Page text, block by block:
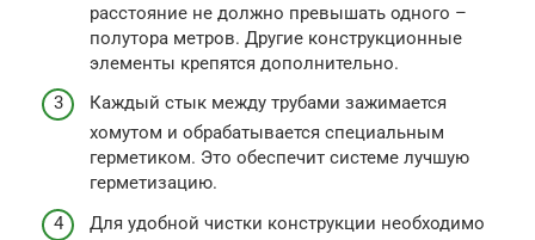
расстояние не должно превышать одного –
полутора метров. Другие конструкционные
элементы крепятся дополнительно.
Каждый стык между трубами зажимается
хомутом и обрабатывается специальным
герметиком. Это обеспечит системе лучшую
герметизацию.
Для удобной чистки конструкции необходимо